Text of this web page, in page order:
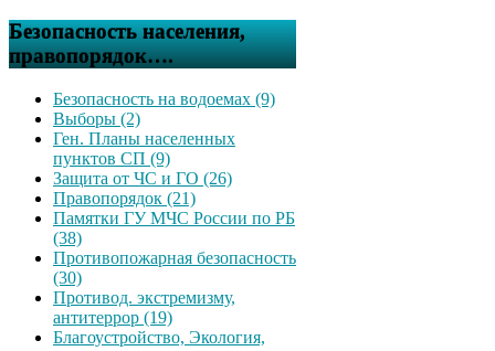
Безопасность населения,
правопорядок….
Безопасность на водоемах (9)
Выборы (2)
Ген. Планы населенных
пунктов СП (9)
Защита от ЧС и ГО (26)
Правопорядок (21)
Памятки ГУ МЧС России по РБ
(38)
Противопожарная безопасность
(30)
Противод. экстремизму,
антитеррор (19)
Благоустройство, Экология,